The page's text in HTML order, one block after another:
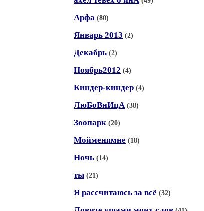
Арфа (80)
Январь 2013 (2)
Декабрь (2)
Ноябрь2012 (4)
Киндер-киндер (4)
ЛюБоВнИцА (38)
Зоопарк (20)
Мойменямне (18)
Ночь (14)
ты (21)
Я рассчитаюсь за всё (32)